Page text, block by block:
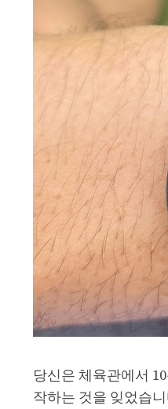
당신은 체육관에서
작하는 것을 잊었습